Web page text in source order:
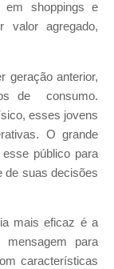
em shoppings e
valor agregado,
geração anterior,
de consumo.
esses jovens
O grande
público para
de suas decisões
mais eficaz é a
para
características